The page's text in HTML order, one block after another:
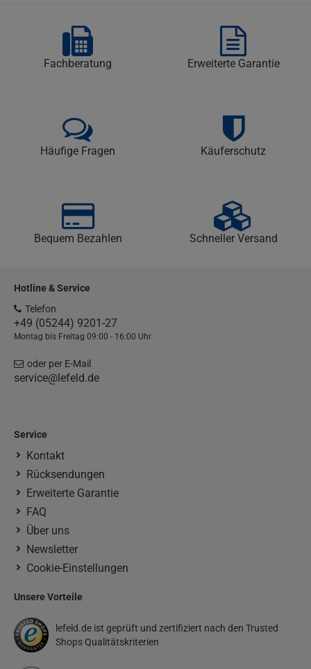
Fachberatung Erweiterte Garantie
Häufige Fragen Käuferschutz
Bequem Bezahlen Schneller Versand
Hotline & Service
Telefon
+49 (05244) 9201-27
Montag bis Freitag 09:00 - 16:00 Uhr
oder per E-Mail
service@lefeld.de
Service
Kontakt
Rücksendungen
Erweiterte Garantie
FAQ
Über uns
Newsletter
Cookie-Einstellungen
Unsere Vorteile
lefeld.de ist geprüft und zertifiziert nach den Trusted
Shops Qualitätskriterien